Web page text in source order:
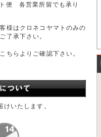
便 各営業所留でも承り
様はクロネコヤマトのみの
了承下さい。
ちらよりご確認下さい。
いたします。